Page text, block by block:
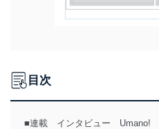
目次
■連載 インタビュー Umano!